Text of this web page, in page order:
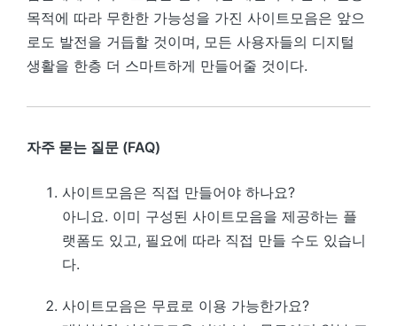
목적에 따라 무한한 가능성을 가진 사이트모음은 앞으
로도 발전을 거듭할 것이며, 모든 사용자들의 디지털
생활을 한층 더 스마트하게 만들어줄 것이다.
자주 묻는 질문 (FAQ)
사이트모음은 직접 만들어야 하나요?
아니요. 이미 구성된 사이트모음을 제공하는 플
랫폼도 있고, 필요에 따라 직접 만들 수도 있습니
다.
사이트모음은 무료로 이용 가능한가요?